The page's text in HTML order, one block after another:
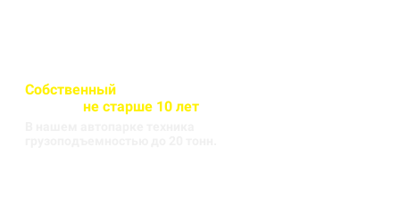
Собственный
не старше 10 лет